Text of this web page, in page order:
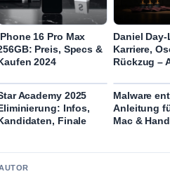
16 Pro Max
Preis, Specs &
2024
Daniel
Karriere,
Rückzug –
Academy 2025
Infos,
Finale
Malware
Anleitung
Mac &